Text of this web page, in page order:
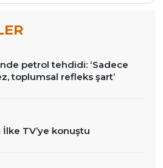
petrol tehdidi: ‘Sadece
toplumsal refleks şart’
TV’ye konuştu